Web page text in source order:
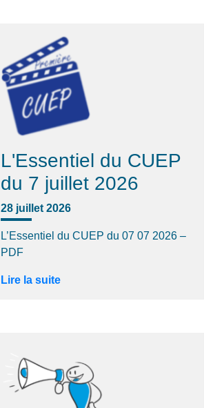
L'Essentiel du CUEP
du 7 juillet 2026
28 juillet 2026
L’Essentiel du CUEP du 07 07 2026 –
PDF
Lire la suite